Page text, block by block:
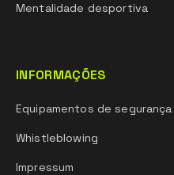
Mentalidade desportiva
INFORMAÇÕES
Equipamentos de segurança
Whistleblowing
Impressum